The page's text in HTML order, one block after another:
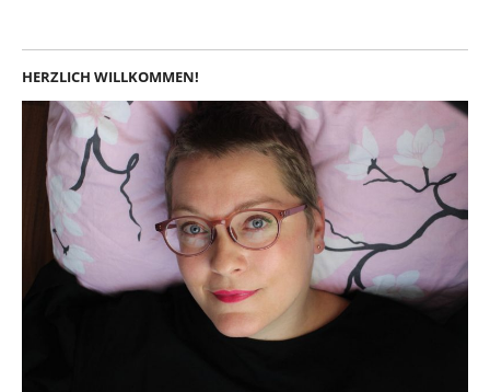
HERZLICH WILLKOMMEN!